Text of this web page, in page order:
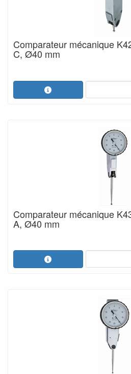
Comparateur mécanique
C, Ø40 mm
Comparateur mécanique
A, Ø40 mm